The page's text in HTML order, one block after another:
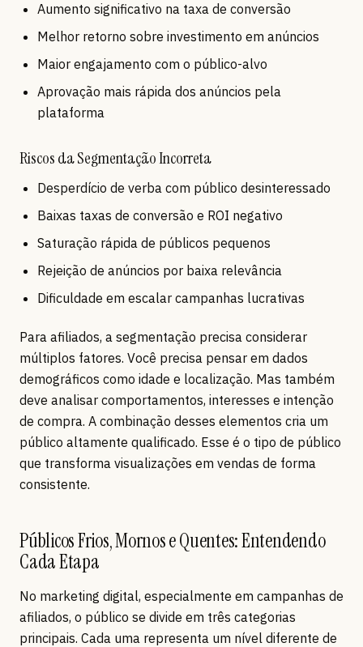
Aumento significativo na taxa de conversão
Melhor retorno sobre investimento em anúncios
Maior engajamento com o público-alvo
Aprovação mais rápida dos anúncios pela
plataforma
Riscos da Segmentação Incorreta
Desperdício de verba com público desinteressado
Baixas taxas de conversão e ROI negativo
Saturação rápida de públicos pequenos
Rejeição de anúncios por baixa relevância
Dificuldade em escalar campanhas lucrativas
Para afiliados, a segmentação precisa considerar
múltiplos fatores. Você precisa pensar em dados
demográficos como idade e localização. Mas também
deve analisar comportamentos, interesses e intenção
de compra. A combinação desses elementos cria um
público altamente qualificado. Esse é o tipo de público
que transforma visualizações em vendas de forma
consistente.
Públicos Frios, Mornos e Quentes: Entendendo
Cada Etapa
No marketing digital, especialmente em campanhas de
afiliados, o público se divide em três categorias
principais. Cada uma representa um nível diferente de